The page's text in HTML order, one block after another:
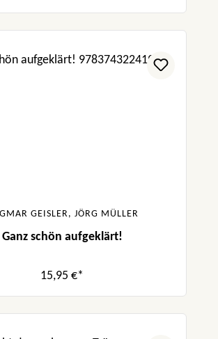
GEISLER, JÖRG MÜLLER
Ganz schön aufgeklärt!
15,95 €*